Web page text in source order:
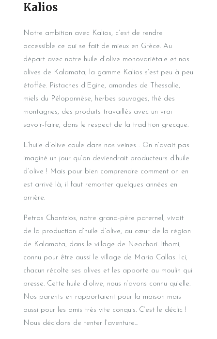
Kalios
Notre ambition avec Kalios, c’est de rendre
accessible ce qui se fait de mieux en Grèce. Au
départ avec notre huile d’olive monovariétale et nos
olives de Kalamata, la gamme Kalios s’est peu à peu
étoffée. Pistaches d’Egine, amandes de Thessalie,
miels du Péloponnèse, herbes sauvages, thé des
montagnes, des produits travaillés avec un vrai
savoir-faire, dans le respect de la tradition grecque.
L’huile d’olive coule dans nos veines : On n’avait pas
imaginé un jour qu’on deviendrait producteurs d’huile
d’olive ! Mais pour bien comprendre comment on en
est arrivé là, il faut remonter quelques années en
arrière.
Petros Chantzios, notre grand-père paternel, vivait
de la production d’huile d’olive, au cœur de la région
de Kalamata, dans le village de Neochori-Ithomi,
connu pour être aussi le village de Maria Callas. Ici,
chacun récolte ses olives et les apporte au moulin qui
presse. Cette huile d’olive, nous n’avons connu qu’elle.
Nos parents en rapportaient pour la maison mais
aussi pour les amis très vite conquis. C’est le déclic !
Nous décidons de tenter l’aventure…